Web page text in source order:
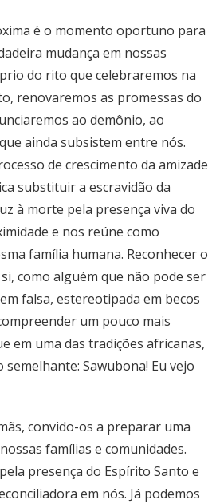
é o momento oportuno para
mudança em nossas
do rito que celebraremos na
renovaremos as promessas do
ao demônio, ao
ainda subsistem entre nós.
de crescimento da amizade
substituir a escravidão da
à morte pela presença viva do
e nos reúne como
família humana. Reconhecer o
como alguém que não pode ser
falsa, estereotipada em becos
um pouco mais
em uma das tradições africanas,
Sawubona! Eu vejo
convido-os a preparar uma
famílias e comunidades.
presença do Espírito Santo e
em nós. Já podemos